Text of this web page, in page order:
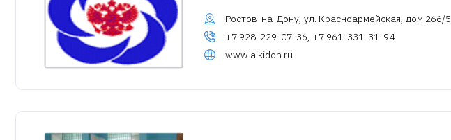
Ростов-на-Дону, ул. Красноармейская, дом 266/5
+7 928-229-07-36, +7 961-331-31-94
www.aikidon.ru